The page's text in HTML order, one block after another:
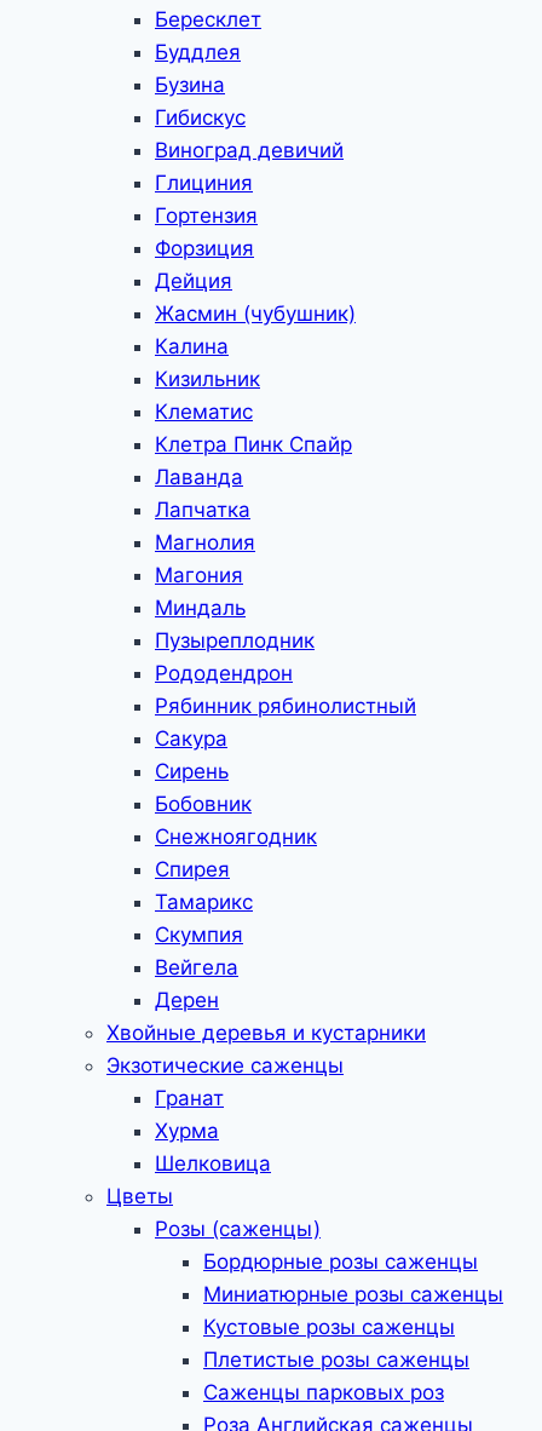
Бересклет
Буддлея
Бузина
Гибискус
Виноград девичий
Глициния
Гортензия
Форзиция
Дейция
Жасмин (чубушник)
Калина
Кизильник
Клематис
Клетра Пинк Спайр
Лаванда
Лапчатка
Магнолия
Магония
Миндаль
Пузыреплодник
Рододендрон
Рябинник рябинолистный
Сакура
Сирень
Бобовник
Снежноягодник
Спирея
Тамарикс
Скумпия
Вейгела
Дерен
Хвойные деревья и кустарники
Экзотические саженцы
Гранат
Хурма
Шелковица
Цветы
Розы (саженцы)
Бордюрные розы саженцы
Миниатюрные розы саженцы
Кустовые розы саженцы
Плетистые розы саженцы
Саженцы парковых роз
Роза Английская саженцы